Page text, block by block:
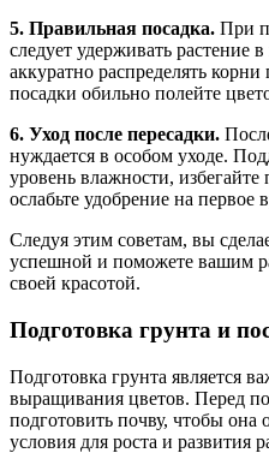
5. Правильная посадка. При
следует удерживать растение
аккуратно распределять
посадки обильно полейте
6. Уход после пересадки.
нуждается в особом уходе.
уровень влажности, избегайте
ослабьте удобрение на первое
Следуя этим советам, вы
успешной и поможете вашим
своей красотой.
Подготовка грунта и
Подготовка грунта является
выращивания цветов. Перед
подготовить почву, чтобы она
условия для роста и развития